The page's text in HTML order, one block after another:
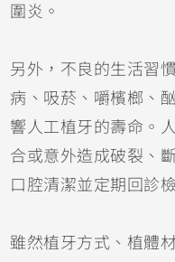
圍炎。
另外，不良的生活習
病、吸菸、嚼檳榔、
響人工植牙的壽命。
合或意外造成破裂、
口腔清潔並定期回診
雖然植牙方式、植體